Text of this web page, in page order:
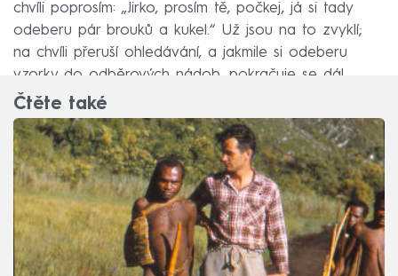
chvíli poprosím: „Jirko, prosím tě, počkej, já si tady
odeberu pár brouků a kukel.“ Už jsou na to zvyklí;
na chvíli přeruší ohledávání, a jakmile si odeberu
vzorky do odběrových nádob, pokračuje se dál.
Čtěte také